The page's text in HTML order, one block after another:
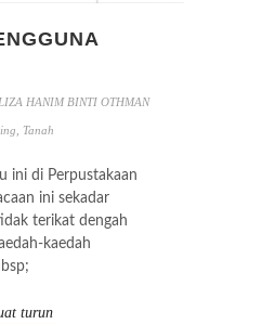
HANIM BINTI OTHMAN
Tanah
ini di Perpustakaan
ini sekadar
terikat dengah
kaedah
turun